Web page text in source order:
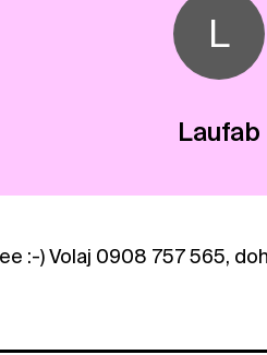
L
Laufab
:-) Volaj 0908 757 565,